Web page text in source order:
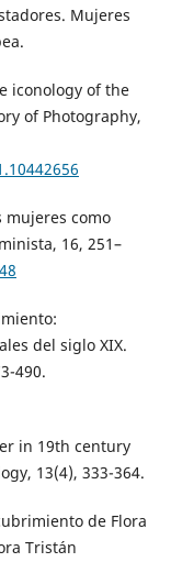
Mujeres
iconology of the
of Photography,
mujeres como
16, 251–
del siglo XIX.
490.
in 19th century
13(4), 333-364.
de Flora
Tristán